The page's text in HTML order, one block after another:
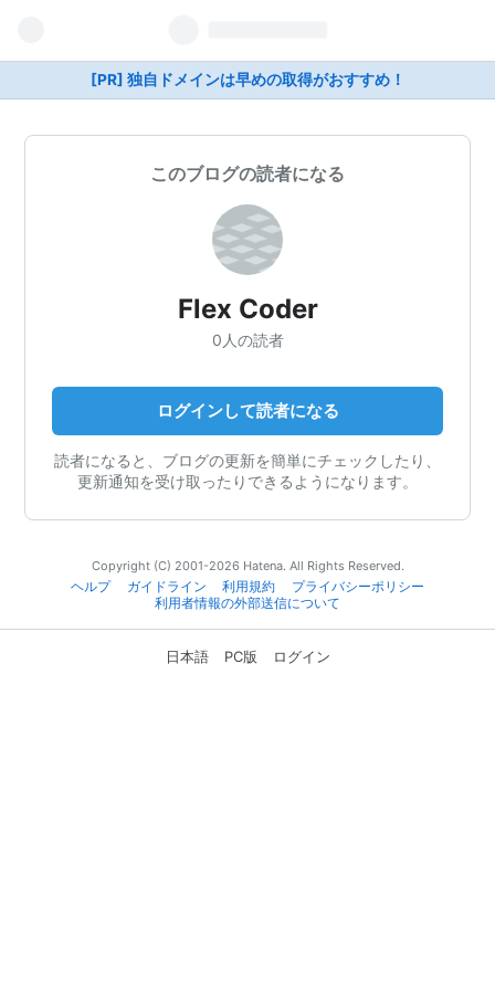
[PR] 独自ドメインは早めの取得がおすすめ！
このブログの読者になる
Flex Coder
0人の読者
ログインして読者になる
読者になると、ブログの更新を簡単にチェックしたり、
更新通知を受け取ったりできるようになります。
Copyright (C) 2001-2026 Hatena. All Rights Reserved.
ヘルプ
ガイドライン 利用規約
プライバシーポリシー
利用者情報の外部送信について
日本語 PC版 ログイン